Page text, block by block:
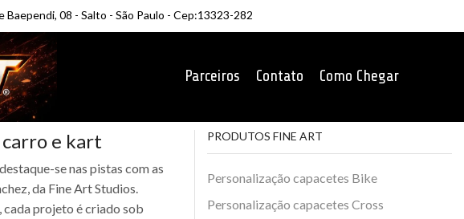
Baependi, 08 - Salto - São Paulo - Cep:13323-282
Parceiros Contato Como Chegar
e kart
se nas pistas com as
da Fine Art Studios.
cada projeto é criado sob
PRODUTOS FINE ART
Personalização capacetes Bike
Personalização capacetes Cross